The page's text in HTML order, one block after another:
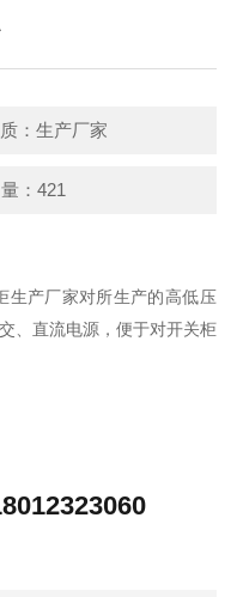
：生产厂家
：421
生产厂家对所生产的高低压
、直流电源，便于对开关柜